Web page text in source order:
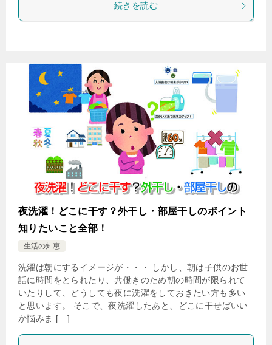
続きを読む
夜洗濯！どこに干す？外干し・部屋干しのポイント
知りたいこと全部！
生活の知恵
洗濯は朝にするイメージが・・・ しかし、朝は子供のお世
話に時間をとられたり、共働きのため朝の時間が限られて
いたりして、どうしても夜に洗濯をしておきたい方も多い
と思います。 そこで、夜洗濯したあと、どこに干せばいい
か悩みま […]